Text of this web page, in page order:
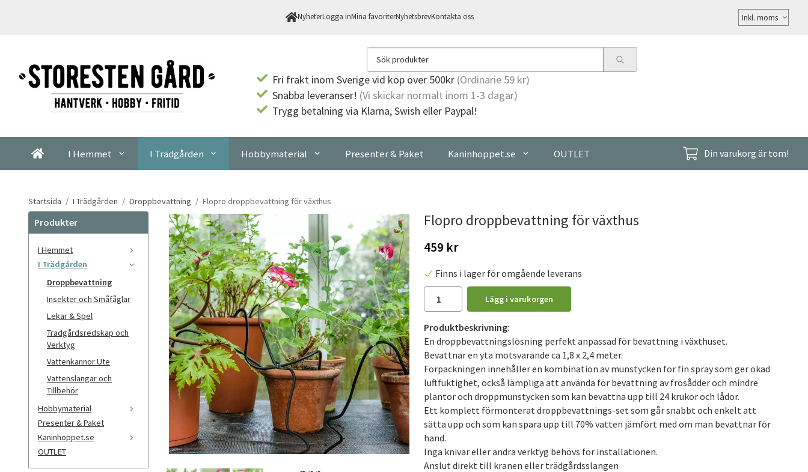
NyheterLogga inMina favoriterNyhetsbrevKontakta oss
Välj
moms
Fri frakt inom Sverige vid köp över 500kr (Ordinarie 59 kr)
Snabba leveranser! (Vi skickar normalt inom 1-3 dagar)
Trygg betalning via Klarna, Swish eller Paypal!
I Hemmet I Trädgården Hobbymaterial Presenter & Paket Kaninhoppet.se OUTLET Din varukorg är tom!
Startsida / I Trädgården / Droppbevattning / Flopro droppbevattning för växthus
Produkter
I Hemmet
I Trädgården
Droppbevattning
Insekter och Småfåglar
Lekar & Spel
Trädgårdsredskap och
Verktyg
Vattenkannor Ute
Vattenslangar och
Tillbehör
Hobbymaterial
Presenter & Paket
Kaninhoppet.se
OUTLET
Flopro droppbevattning för växthus
459 kr
Finns i lager för omgående leverans
Lägg i varukorgen
Produktbeskrivning:
En droppbevattningslösning perfekt anpassad för bevattning i växthuset.
Bevattnar en yta motsvarande ca 1,8 x 2,4 meter.
Förpackningen innehåller en kombination av munstycken för fin spray som ger ökad
luftfuktighet, också lämpliga att använda för bevattning av frösådder och mindre
plantor och droppmunstycken som kan bevattna upp till 24 krukor och lådor.
Ett komplett förmonterat droppbevattnings-set som går snabbt och enkelt att
sätta upp och som kan spara upp till 70% vatten jämfört med om man bevattnar för
hand.
Inga knivar eller andra verktyg behövs för installationen.
Anslut direkt till kranen eller trädgårdsslangen